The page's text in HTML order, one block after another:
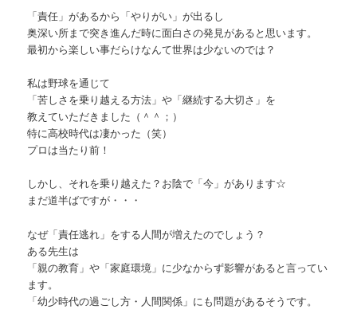
「責任」があるから「やりがい」が出るし
奥深い所まで突き進んだ時に面白さの発見があると思います。
最初から楽しい事だらけなんて世界は少ないのでは？
私は野球を通じて
「苦しさを乗り越える方法」や「継続する大切さ」を
教えていただきました（＾＾；）
特に高校時代は凄かった（笑）
プロは当たり前！
しかし、それを乗り越えた？お陰で「今」があります☆
まだ道半ばですが・・・
なぜ「責任逃れ」をする人間が増えたのでしょう？
ある先生は
「親の教育」や「家庭環境」に少なからず影響があると言ってい
ます。
「幼少時代の過ごし方・人間関係」にも問題があるそうです。